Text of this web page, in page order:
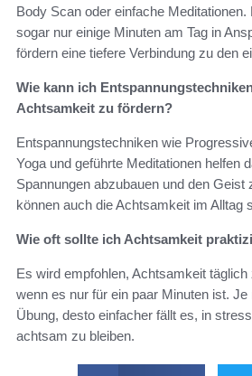
Body Scan oder einfache
sogar nur einige Minuten am Tag in
fördern eine tiefere Verbindung zu den
Wie kann ich
Achtsamkeit zu fördern?
Entspannungstechniken wie
Yoga und geführte Meditationen helfen
Spannungen abzubauen und den Geist
können auch die Achtsamkeit im Alltag
Wie oft sollte ich Achtsamkeit
Es wird empfohlen, Achtsamkeit
wenn es nur für ein paar Minuten ist.
Übung, desto einfacher fällt es, in
achtsam zu bleiben.